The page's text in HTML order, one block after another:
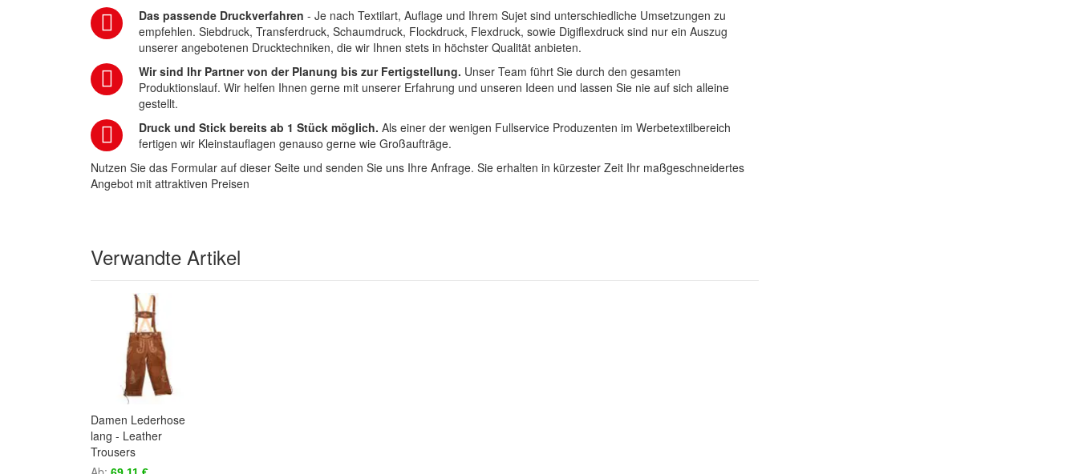
Das passende Druckverfahren - Je nach Textilart, Auflage und Ihrem Sujet sind unterschiedliche Umsetzungen zu
empfehlen. Siebdruck, Transferdruck, Schaumdruck, Flockdruck, Flexdruck, sowie Digiflexdruck sind nur ein Auszug
unserer angebotenen Drucktechniken, die wir Ihnen stets in höchster Qualität anbieten.
Wir sind Ihr Partner von der Planung bis zur Fertigstellung. Unser Team führt Sie durch den gesamten
Produktionslauf. Wir helfen Ihnen gerne mit unserer Erfahrung und unseren Ideen und lassen Sie nie auf sich alleine
gestellt.
Druck und Stick bereits ab 1 Stück möglich. Als einer der wenigen Fullservice Produzenten im Werbetextilbereich
fertigen wir Kleinstauflagen genauso gerne wie Großaufträge.
Nutzen Sie das Formular auf dieser Seite und senden Sie uns Ihre Anfrage. Sie erhalten in kürzester Zeit Ihr maßgeschneidertes
Angebot mit attraktiven Preisen
Verwandte Artikel
Damen Lederhose
lang - Leather
Trousers